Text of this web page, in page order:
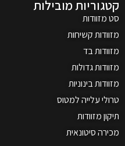
קטגוריות מובילות
סט מזוודות
מזוודות קשיחות
מזוודות בד
מזוודות גדולות
מזוודות בינוניות
טרולי עלייה למטוס
תיקון מזוודות
מכירה סיטונאית